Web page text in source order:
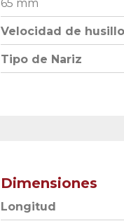
65 mm
Velocidad de husillo
Tipo de Nariz
Dimensiones
Longitud